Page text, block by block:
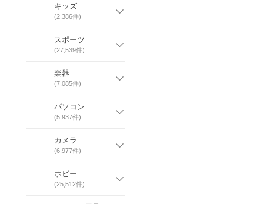
キッズ
(2,386件)
スポーツ
(27,539件)
楽器
(7,085件)
パソコン
(5,937件)
カメラ
(6,977件)
ホビー
(25,512件)